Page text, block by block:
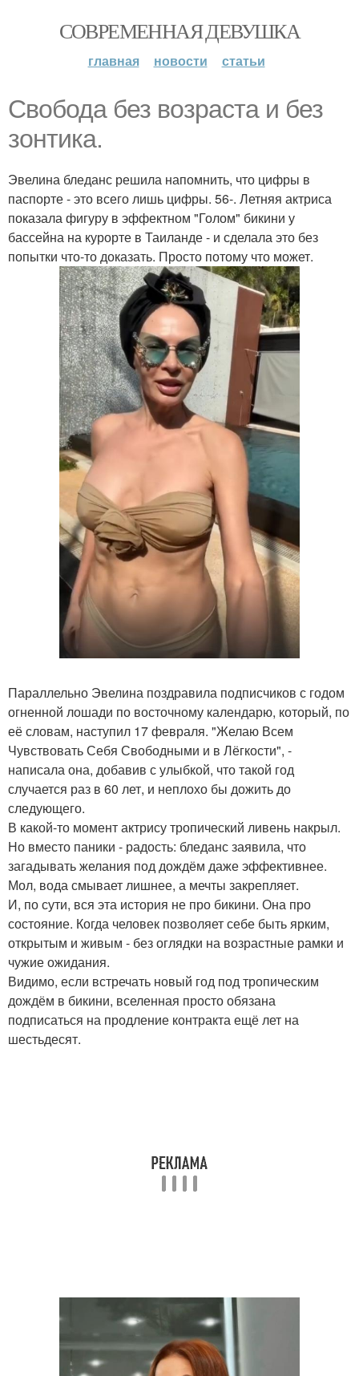
СОВРЕМЕННАЯ ДЕВУШКА
главная новости статьи
Свобода без возраста и без
зонтика.
Эвелина бледанс решила напомнить, что цифры в
паспорте - это всего лишь цифры. 56-. Летняя актриса
показала фигуру в эффектном "Голом" бикини у
бассейна на курорте в Таиланде - и сделала это без
попытки что-то доказать. Просто потому что может.
Параллельно Эвелина поздравила подписчиков с годом
огненной лошади по восточному календарю, который, по
её словам, наступил 17 февраля. "Желаю Всем
Чувствовать Себя Свободными и в Лёгкости", -
написала она, добавив с улыбкой, что такой год
случается раз в 60 лет, и неплохо бы дожить до
следующего.
В какой-то момент актрису тропический ливень накрыл.
Но вместо паники - радость: бледанс заявила, что
загадывать желания под дождём даже эффективнее.
Мол, вода смывает лишнее, а мечты закрепляет.
И, по сути, вся эта история не про бикини. Она про
состояние. Когда человек позволяет себе быть ярким,
открытым и живым - без оглядки на возрастные рамки и
чужие ожидания.
Видимо, если встречать новый год под тропическим
дождём в бикини, вселенная просто обязана
подписаться на продление контракта ещё лет на
шестьдесят.